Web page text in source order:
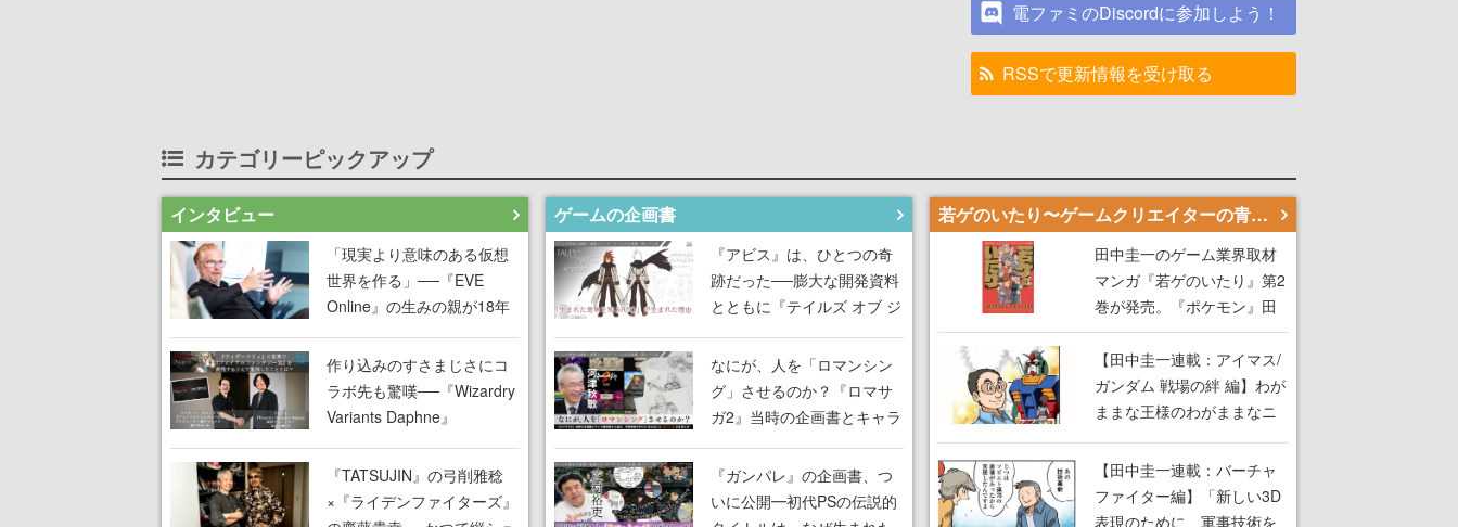
電ファミのDiscordに参加しよう！
RSSで更新情報を受け取る
カテゴリーピックアップ
インタビュー
「現実より意味のある仮想
世界を作る」──『EVE
Online』の生みの親が18年
掲げ続ける”クレイジーな宣
言”は、比喩ではなく本気だ
った
作り込みのすさまじさにコ
ラボ先も驚嘆──『Wizardry
Variants Daphne』
×『FFXI』コラボが期間限
定なのにジョブもキャラも
武器も戦闘システムもワン
オフで作り込まれた理由を
『TATSUJIN』の弓削雅稔
×『ライデンファイターズ』
ゲームの企画書
『アビス』は、ひとつの奇
跡だった──膨大な開発資料
とともに『テイルズ オブ ジ
アビス』開発陣に聞く、
「生まれた意味を知る
RPG」が生まれた理由【ゲ
ームの企画書】
なにが、人を「ロマンシン
グ」させるのか？『ロマサ
ガ2』当時の企画書とキャラ
設定画から迫る、河津秋敏
がRPGに生み出した「ロマ
ン」の正体とは【ゲームの
企画書】
『ガンパレ』の企画書、つ
いに公開━初代PSの伝説的
若ゲのいたり〜ゲームクリエイターの青春〜
田中圭一のゲーム業界取材
マンガ『若ゲのいたり』第2
巻が発売。『ポケモン』田
尻智さん、『ゼビウス』遠
藤雅伸さんらの貴重なエピ
ソードを収録
【田中圭一連載：アイマス/
ガンダム 戦場の絆 編】わが
ままな王様のわがままなニ
ーズを満たす！──小山順一
朗が貫く姿勢に、ゲームク
リエイターとしての矜持を
見た【若ゲのいたり最終
【田中圭一連載：バーチャ
ファイター編】「新しい3D
表現のために、軍事技術を